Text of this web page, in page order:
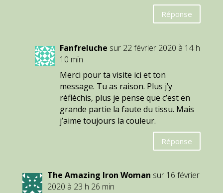
Réponse
Fanfreluche sur 22 février 2020 à 14 h
10 min
Merci pour ta visite ici et ton
message. Tu as raison. Plus j’y
réfléchis, plus je pense que c’est en
grande partie la faute du tissu. Mais
j’aime toujours la couleur.
Réponse
The Amazing Iron Woman sur 16 février
2020 à 23 h 26 min